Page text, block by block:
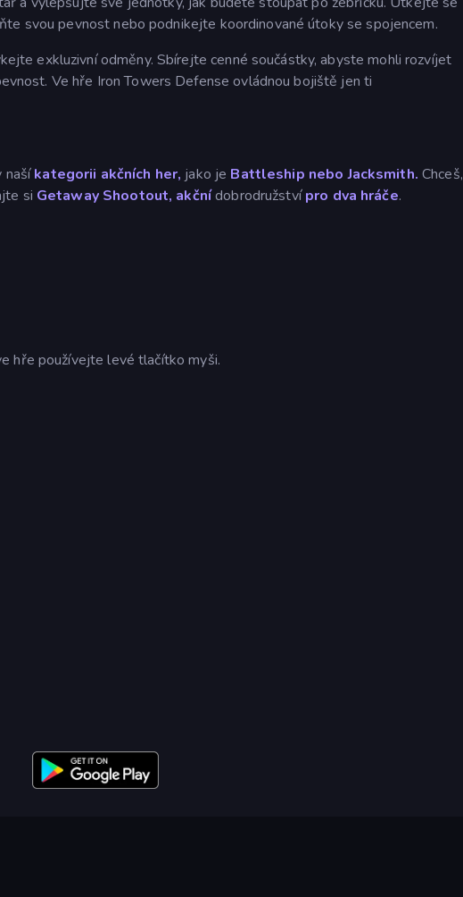
svou pevnost nebo podnikejte koordinované útoky se spojencem.
exkluzivní odměny. Sbírejte cenné součástky, abyste mohli rozvíjet
Ve hře Iron Towers Defense ovládnou bojiště jen ti
našíkategorii akčních her, jako je Battleship nebo Jacksmith. Chceš,
si Getaway Shootout, akčnídobrodružstvípro dva hráče.
hře používejte levé tlačítko myši.